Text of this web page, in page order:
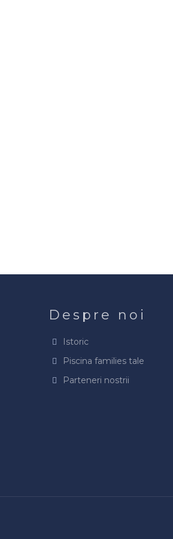
Despre noi
Istoric
Piscina families tale
Parteneri nostrii